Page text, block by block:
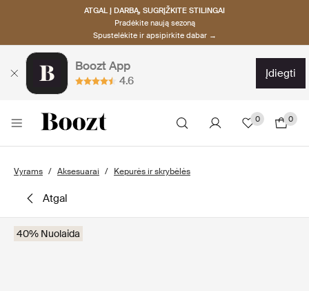
ATGAL Į DARBĄ, SUGRĮŽKITE STILINGAI
Pradėkite naują sezoną
Spustelėkite ir apsipirkite dabar →
Boozt App
4.6
įdiegti
0 0
Vyrams Aksesuarai Kepurės ir skrybėlės
atgal
40% Nuolaida